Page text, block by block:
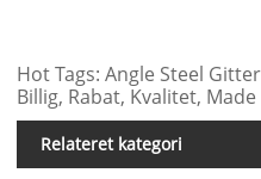
Hot Tags: Angle Steel
Billig, Rabat, Kvalitet,
Relateret kategori